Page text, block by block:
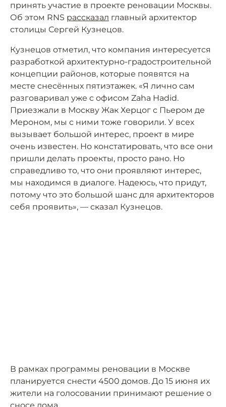
принять участие в проекте реновации Москвы.
Об этом RNS рассказал главный архитектор
столицы Сергей Кузнецов.
Кузнецов отметил, что компания интересуется
разработкой архитектурно-градостроительной
концепции районов, которые появятся на
месте снесённых пятиэтажек. «Я лично сам
разговаривал уже с офисом Zaha Hadid.
Приезжали в Москву Жак Херцог с Пьером де
Мероном, мы с ними тоже говорили. У всех
вызывает большой интерес, проект в мире
очень известен. Но констатировать, что все они
пришли делать проекты, просто рано. Но
справедливо то, что они проявляют интерес,
мы находимся в диалоге. Надеюсь, что придут,
потому что это большой шанс для архитекторов
себя проявить», — сказал Кузнецов.
В рамках программы реновации в Москве
планируется снести 4500 домов. До 15 июня их
жители на голосовании принимают решение о